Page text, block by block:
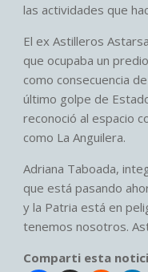
las actividades que
El ex Astilleros
que ocupaba un
como consecuencia
último golpe de
reconoció al espacio
como La Anguilera.
Adriana Taboada,
que está pasando
y la Patria está en
tenemos nosotros.
Comparti esta